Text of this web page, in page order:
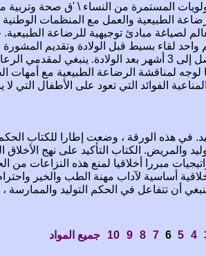
المستمرة من النساء \ 'ق صحة
الطبيعية والعمل مع المنظمات الوطنية
لصياغة مبادئ توجيهية للرضاعة
واحد لقاء بسيط قبل الولادة وتقديم
تحسين ممارسة الرضاعة الطبيعية تصل إلى 3 أشهر بعد الولادة.
لمناقشة الرضاعة الطبيعية مع أمهات
الفوائد التي تعود على الأطفال التي
في هذه الورقة ، وضعت إطارا للكتاب
والمريض. الكتاب التأكيد على نهج الأخلاق
مبررا أخلاقيا لمنع هذه النزاعات
أساسية لآداب مهنة الطب والخير
أن تتفاعل في الحكم التوليد والممارسة
4
5
6
7
8
9
10 جميع المواد